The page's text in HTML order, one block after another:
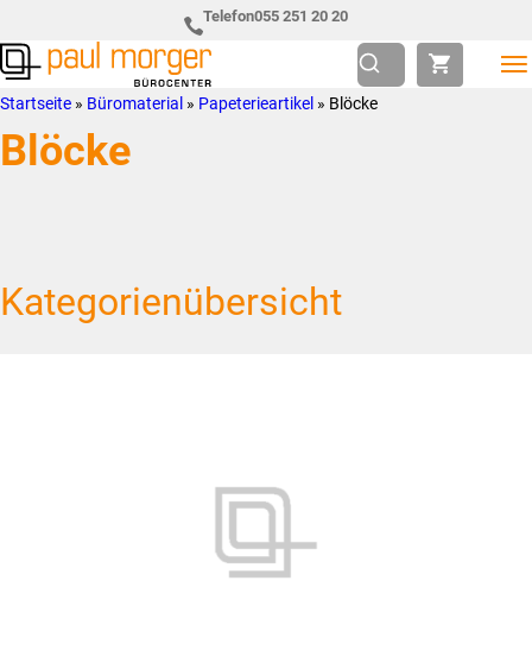
Hauptnavigation
springen
to
main
content
Telefon055 251 20 20
Paul
Morger
AG
so
individuell
wie
Startseite » Büromaterial » Papeterieartikel » Blöcke
Blöcke
Kategorienübersicht